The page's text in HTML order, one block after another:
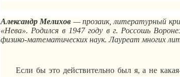
Александр Мелихов — прозаик, литературный
«Нева». Родился в 1947 году в г. Россошь
физико-математических наук. Лауреат многих
Если бы это действительно был я, а не